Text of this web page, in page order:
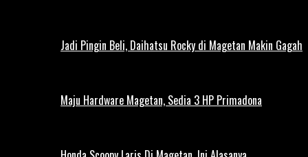
Jadi Pingin Beli, Daihatsu Rocky di Magetan Makin Gagah
Maju Hardware Magetan, Sedia 3 HP Primadona